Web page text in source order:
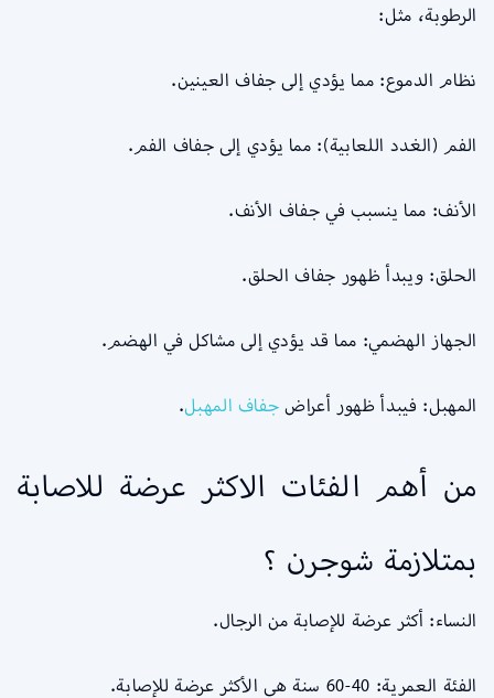
الرطوبة، مثل:
نظام الدموع: مما يؤدي إلى جفاف العينين.
الفم (الغدد اللعابية): مما يؤدي إلى جفاف الفم.
الأنف: مما ينسبب في جفاف الأنف.
الحلق: ويبدأ ظهور جفاف الحلق.
الجهاز الهضمي: مما قد يؤدي إلى مشاكل في الهضم.
المهبل: فيبدأ ظهور أعراض جفاف المهبل.
من أهم الفئات الاكثر عرضة للاصابة
بمتلازمة شوجرن ؟
النساء: أكثر عرضة للإصابة من الرجال.
الفئة العمرية: 40-60 سنة هي الأكثر عرضة للإصابة.